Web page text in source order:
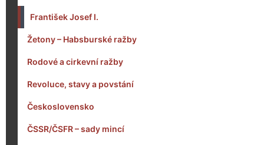
František Josef I.
Žetony – Habsburské ražby
Rodové a cirkevní ražby
Revoluce, stavy a povstání
Československo
ČSSR/ČSFR – sady mincí